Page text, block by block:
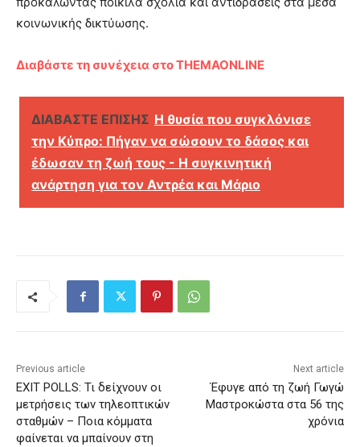
κοινωνικής δικτύωσης.
Διαβάστε τη συνέχεια στο THEMAONLINE
ΔΙΑΒΑΣΤΕ ΕΠΙΣΗΣ Η θυσία που συγκλόνισε
την Κύπρο: Πήγαν να σώσουν το δάσος και
έδωσαν τη ζωή τους - Η συγκινητική
ανάρτηση για τον Αντρέα και Μάριο
Previous article
EXIT POLLS: Τι δείχνουν οι
μετρήσεις των τηλεοπτικών
σταθμών – Ποια κόμματα
φαίνεται να μπαίνουν στη
Next article
Έφυγε από τη ζωή Γωγώ
Μαστροκώστα στα 56 της
χρόνια